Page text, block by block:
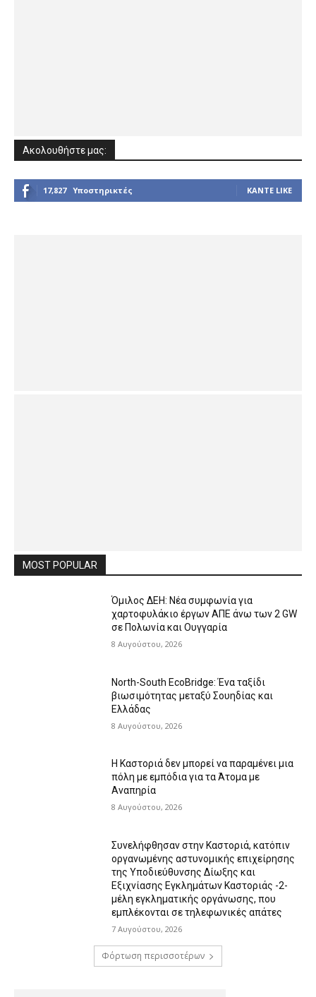
Ακολουθήστε μας:
17,827 Υποστηρικτές ΚΆΝΤΕ LIKE
MOST POPULAR
Όμιλος ΔΕΗ: Νέα συμφωνία για
χαρτοφυλάκιο έργων ΑΠΕ άνω των 2 GW
σε Πολωνία και Ουγγαρία
8 Αυγούστου, 2026
North-South EcoBridge: Ένα ταξίδι
βιωσιμότητας μεταξύ Σουηδίας και
Ελλάδας
8 Αυγούστου, 2026
Η Καστοριά δεν μπορεί να παραμένει μια
πόλη με εμπόδια για τα Άτομα με
Αναπηρία
8 Αυγούστου, 2026
Συνελήφθησαν στην Καστοριά, κατόπιν
οργανωμένης αστυνομικής επιχείρησης
της Υποδιεύθυνσης Δίωξης και
Εξιχνίασης Εγκλημάτων Καστοριάς -2-
μέλη εγκληματικής οργάνωσης, που
εμπλέκονται σε τηλεφωνικές απάτες
7 Αυγούστου, 2026
Φόρτωση περισσοτέρων